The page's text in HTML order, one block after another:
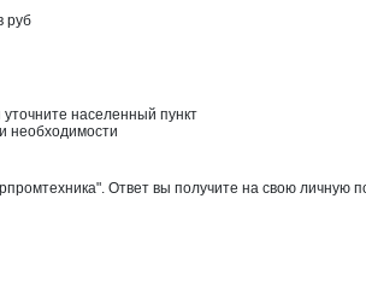
руб
населенный пункт
необходимости
Ответ вы получите на свою личную